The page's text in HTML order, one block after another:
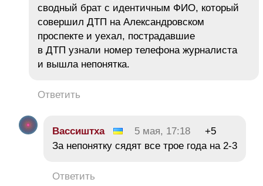
сводный брат с идентичным ФИО, который
совершил ДТП на Александровском
проспекте и уехал, пострадавшие
в ДТП узнали номер телефона журналиста
и вышла непонятка.
Ответить
Вассиштха 5 мая, 17:18
+5
За непонятку сядят все трое года на 2-3
Ответить